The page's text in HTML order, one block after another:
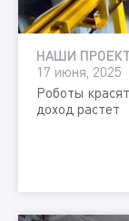
НАШИ
17 июня, 2025
Роботы
доход растет